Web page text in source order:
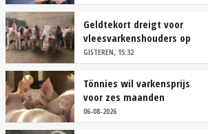
Geldtekort dreigt voor
vleesvarkenshouders op
vrije markt
GISTEREN, 15:32
Tönnies wil varkensprijs
voor zes maanden
vastleggen
06-08-2026